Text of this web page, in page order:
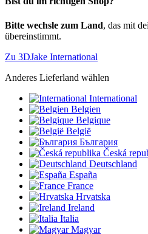
Bitte wechsle zum Land, das mit
übereinstimmt.
Zu 3DJake International
Anderes Lieferland wählen
International
Belgien
Belgique
België
България
Česká
Deutschland
España
France
Hrvatska
Ireland
Italia
Magyar